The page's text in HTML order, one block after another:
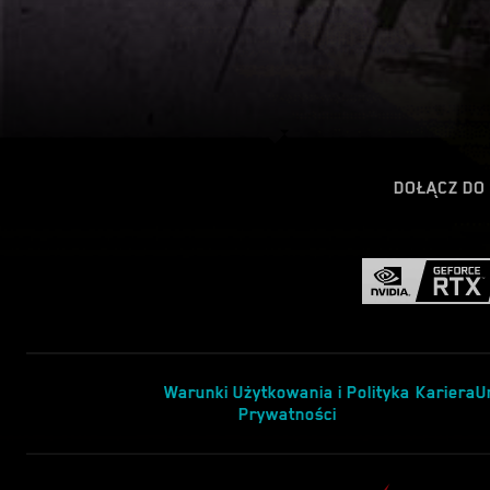
DOŁĄCZ
Warunki Użytkowania i Polityka
Prywatności
Kariera